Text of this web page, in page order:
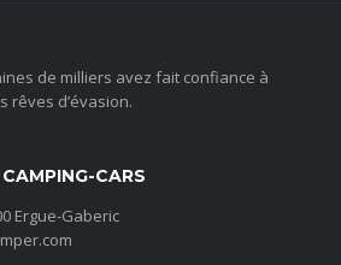
de milliers avez fait confiance à
rêves d’évasion.
CARS
Ergue-Gaberic